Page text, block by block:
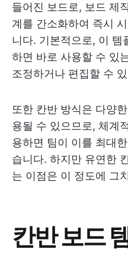
들어진 보드로, 보드 제
계를 간소화하여 즉시
니다. 기본적으로, 이 템
하면 바로 사용할 수 있
조정하거나 편집할 수
또한 칸반 방식은 다양
용될 수 있으므로, 체계
용하면 팀이 이를 최대
습니다. 하지만 유연한
는 이점은 이 정도에 그
칸반 보드